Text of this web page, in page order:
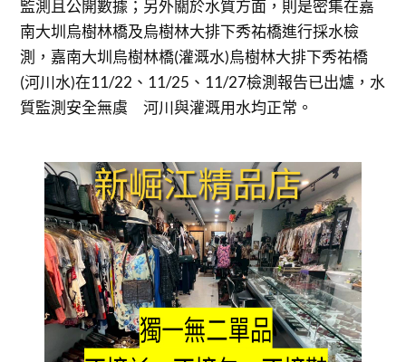
監測且公開數據；另外關於水質方面，則是密集在嘉
南大圳烏樹林橋及烏樹林大排下秀祐橋進行採水檢
測，嘉南大圳烏樹林橋(灌溉水)烏樹林大排下秀祐橋
(河川水)在11/22、11/25、11/27檢測報告已出爐，水
質監測安全無虞 河川與灌溉用水均正常。